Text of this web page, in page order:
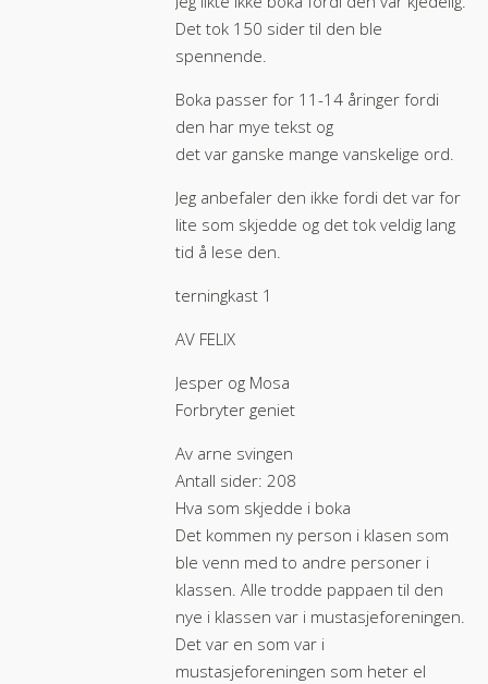
Det tok 150 sider til den ble
spennende.
Boka passer for 11-14 åringer fordi
den har mye tekst og
det var ganske mange vanskelige ord.
Jeg anbefaler den ikke fordi det var for
lite som skjedde og det tok veldig lang
tid å lese den.
terningkast 1
AV FELIX
Jesper og Mosa
Forbryter geniet
Av arne svingen
Antall sider: 208
Hva som skjedde i boka
Det kommen ny person i klasen som
ble venn med to andre personer i
klassen. Alle trodde pappaen til den
nye i klassen var i mustasjeforeningen.
Det var en som var i
mustasjeforeningen som heter el